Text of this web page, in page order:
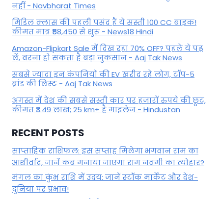
नहीं - Navbharat Times
मिडिल क्लास की पहली पसंद हैं ये सस्ती 100 CC बाइक!
कीमत मात्र ₹58,450 से शुरू - News18 Hindi
Amazon-Flipkart Sale में दिख रहा 70% OFF? पहले ये पढ़
लें, वरना हो सकता है बड़ा नुकसान - Aaj Tak News
सबसे ज्यादा इन कंपनियों की EV खरीद रहे लोग, टॉप-5
ब्रांड की लिस्ट - Aaj Tak News
अगस्त में देश की सबसे सस्ती कार पर हजारों रुपये की छूट,
कीमत ₹3.49 लाख; 25 km+ है माइलेज - Hindustan
RECENT POSTS
साप्ताहिक राशिफल: इस सप्ताह मिलेगा भगवान राम का
आशीर्वाद, जानें कब मनाया जाएगा राम नवमी का त्योहार?
मंगल का कुंभ राशि में उदय: जानें स्‍टॉक मार्केट और देश-
दुनिया पर प्रभाव!